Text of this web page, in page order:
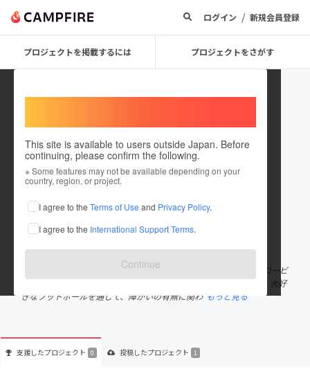
ログイン / 新規会員登録
プロジェクトを掲載するには プロジェクトをさがす
This site is available to users outside Japan. Before
continuing, please confirm the following.
※ Some features may not be available depending on your
country, region, or project.
I agree to the Terms of Use and Privacy Policy.
I agree to the International Support Terms.
Continue
LiROAD
これまでに1件のプロジェクトを投稿しています
在住国：日本 現在地：東京都
出身国：日本 出身地：未設定
LiROAD(リロード)は、元フットサル日本代表選手の横江怜と現役ロービ
ジョンフットサル選手（視覚障がい者フットサル）の中澤朋希が、大好
きなフットボールを通じて、障がいの有無に関わ もっと見る
支援したプロジェクト 0 投稿したプロジェクト 1